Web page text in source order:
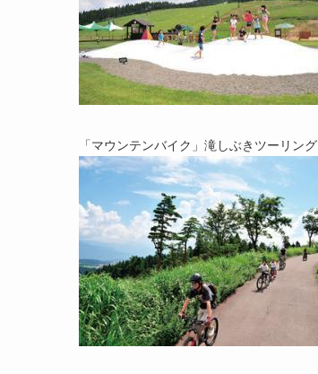
「マウンテンバイク」滝しぶきツーリング